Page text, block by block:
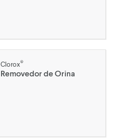
Clorox®
Removedor de Orina